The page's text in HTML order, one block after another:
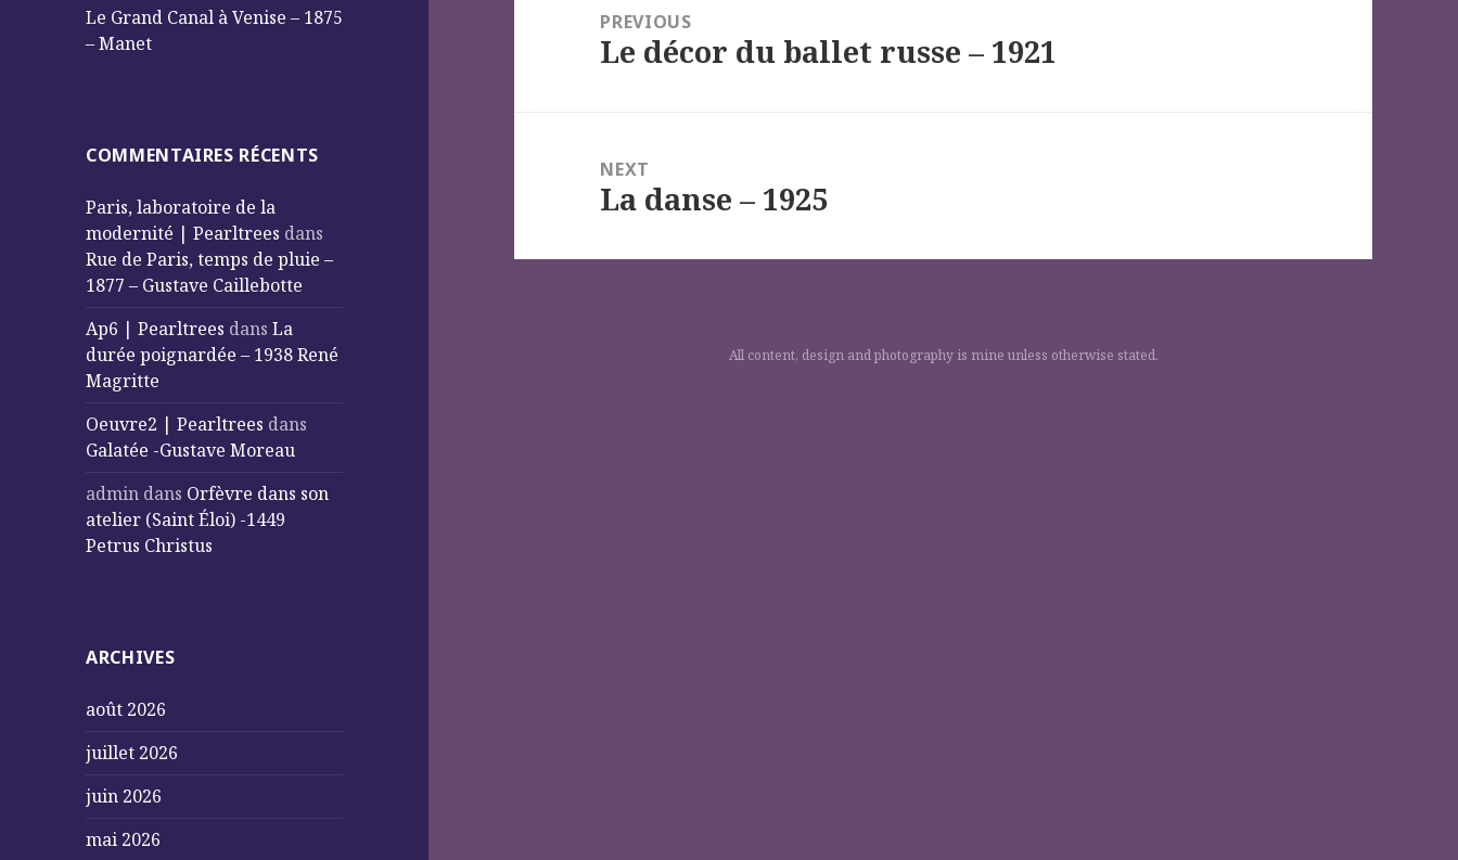
Le Grand Canal à Venise – 1875
– Manet
COMMENTAIRES RÉCENTS
Paris, laboratoire de la
modernité | Pearltrees dans
Rue de Paris, temps de pluie –
1877 – Gustave Caillebotte
Ap6 | Pearltrees dansLa
durée poignardée – 1938 René
Magritte
Oeuvre2 | Pearltrees dans
Galatée -Gustave Moreau
admin dans Orfèvre dans son
atelier (Saint Éloi) -1449
Petrus Christus
ARCHIVES
août 2026
juillet 2026
juin 2026
mai 2026
l’article
PREVIOUS
Previous
Le décor du ballet russe – 1921
NEXT
Next
La danse – 1925
All content, design and photography is mine unless otherwise stated.